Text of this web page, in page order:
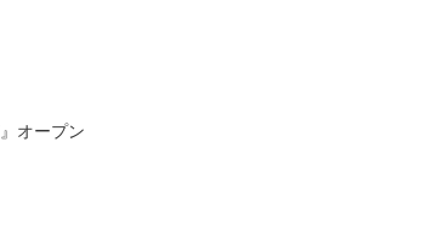
オープン